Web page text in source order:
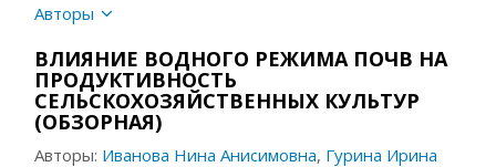
Авторы
ВЛИЯНИЕ ВОДНОГО РЕЖИМА ПОЧВ НА
ПРОДУКТИВНОСТЬ
СЕЛЬСКОХОЗЯЙСТВЕННЫХ КУЛЬТУР
(ОБЗОРНАЯ)
Авторы: Иванова Нина Анисимовна, Гурина Ирина